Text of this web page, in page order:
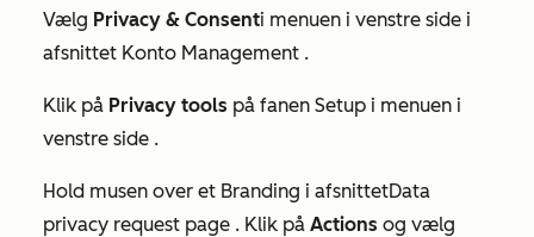
Vælg Privacy & Consenti menuen i venstre side i
afsnittet Konto Management .
Klik på Privacy tools på fanen Setup i menuen i
venstre side .
Hold musen over et Branding i afsnittetData
privacy request page . Klik på Actions og vælg